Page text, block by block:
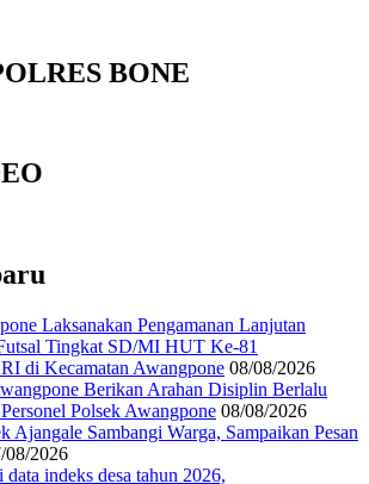
BONE
Laksanakan Pengamanan Lanjutan
Tingkat SD/MI HUT Ke-81
di Kecamatan Awangpone 08/08/2026
Berikan Arahan Disiplin Berlalu
Polsek Awangpone 08/08/2026
Ajangale Sambangi Warga, Sampaikan Pesan
08/2026
indeks desa tahun 2026,